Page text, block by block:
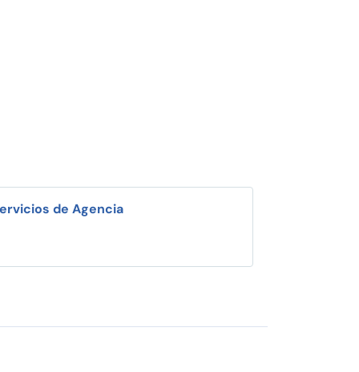
de Agencia